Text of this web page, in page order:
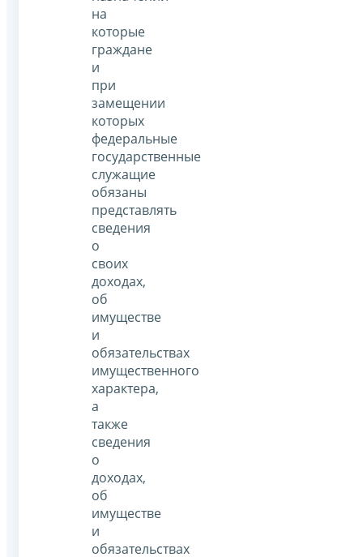
на
которые
граждане
и
при
замещении
которых
федеральные
государственные
служащие
обязаны
представлять
сведения
о
своих
доходах,
об
имуществе
и
обязательствах
имущественного
характера,
а
также
сведения
о
доходах,
об
имуществе
и
обязательствах